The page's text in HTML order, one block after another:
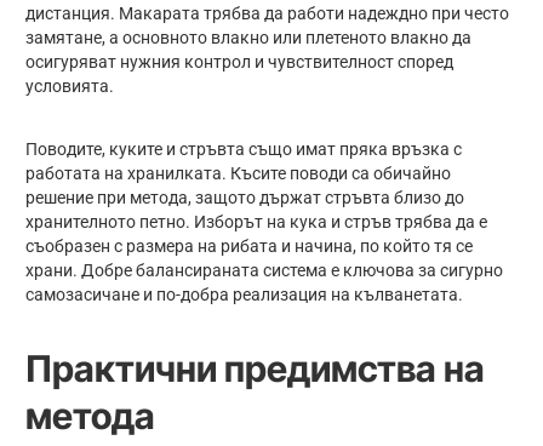
дистанция. Макарата трябва да работи надеждно при често
замятане, а основното влакно или плетеното влакно да
осигуряват нужния контрол и чувствителност според
условията.
Поводите, куките и стръвта също имат пряка връзка с
работата на хранилката. Късите поводи са обичайно
решение при метода, защото държат стръвта близо до
хранителното петно. Изборът на кука и стръв трябва да е
съобразен с размера на рибата и начина, по който тя се
храни. Добре балансираната система е ключова за сигурно
самозасичане и по-добра реализация на кълванетата.
Практични предимства на
метода